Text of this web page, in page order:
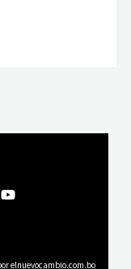
elnuevocambio.com.bo